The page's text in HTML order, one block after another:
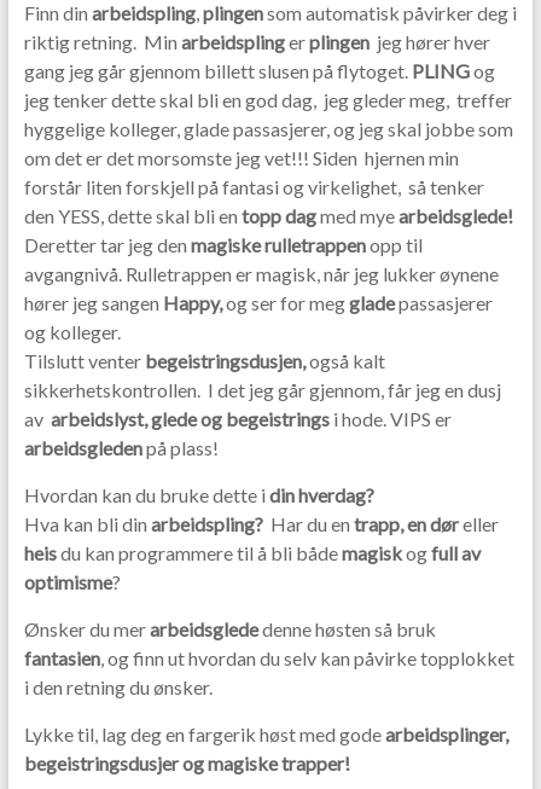
Finn din arbeidspling,plingensom automatisk påvirker deg i
riktig retning. Min arbeidsplingerplingen jeg hører hver
gang jeg går gjennom billett slusen på flytoget. PLINGog
jeg tenker dette skal bli en god dag, jeg gleder meg, treffer
hyggelige kolleger, glade passasjerer, og jeg skal jobbe som
om det er det morsomste jeg vet!!! Siden hjernen min
forstår liten forskjell på fantasi og virkelighet, så tenker
den YESS, dette skal bli en topp dagmed myearbeidsglede!
Deretter tar jeg den magiske rulletrappenopp til
avgangnivå. Rulletrappen er magisk, når jeg lukker øynene
hører jeg sangen Happy,og ser for meggladepassasjerer
og kolleger.
Tilslutt venterbegeistringsdusjen,også kalt
sikkerhetskontrollen. I det jeg går gjennom, får jeg en dusj
av arbeidslyst, glede og begeistringsi hode. VIPS er
arbeidsgledenpå plass!
Hvordan kan du bruke dette i din hverdag?
Hva kan bli din arbeidspling?Har du en trapp, en døreller
heisdu kan programmere til å bli bådemagiskogfull av
optimisme?
Ønsker du merarbeidsglededenne høsten så bruk
fantasien, og finn ut hvordan du selv kan påvirke topplokket
i den retning du ønsker.
Lykke til, lag deg en fargerik høst med godearbeidsplinger,
begeistringsdusjer og magiske trapper!